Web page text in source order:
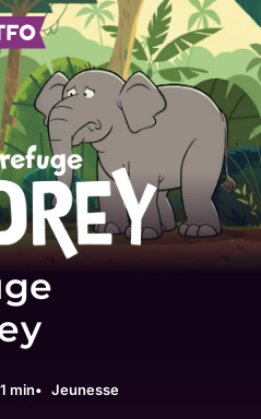
min Jeunesse